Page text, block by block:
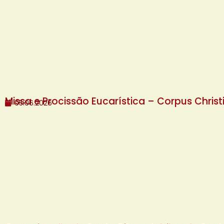
Missa e Procissão Eucarística – Corpus
05.06.2026